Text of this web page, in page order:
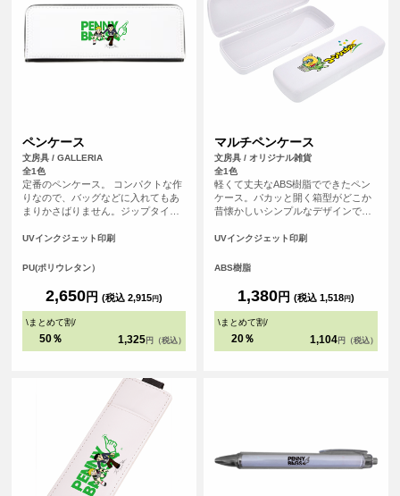
ペンケース
文房具 / GALLERIA
全1色
定番のペンケース。 コンパクトな作
りなので、バッグなどに入れてもあ
まりかさばりません。ジップタイプ
じ柄の印刷になります。
UVインクジェット印刷
PU(ポリウレタン）
2,650円 (税込 2,915円)
\まとめて割/
50％ 1,325 円（税込）
マルチペンケース
文房具 / オリジナル雑貨
全1色
軽くて丈夫なABS樹脂でできたペン
ケース。パカッと開く箱型がどこか
昔懐かしいシンプルなデザインで
ンを印刷して、スポーツチーム・ア
などのあらゆるシーンでオリジナル
UVインクジェット印刷
ABS樹脂
1,380円 (税込 1,518円)
\まとめて割/
20％ 1,104 円（税込）